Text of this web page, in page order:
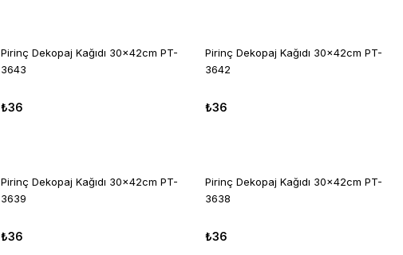
Pirinç Dekopaj Kağıdı 30x42cm PT-
3643
₺36
Pirinç Dekopaj Kağıdı 30x42cm PT-
3642
₺36
Pirinç Dekopaj Kağıdı 30x42cm PT-
3639
₺36
Pirinç Dekopaj Kağıdı 30x42cm PT-
3638
₺36